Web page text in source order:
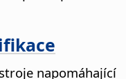
napomáhající